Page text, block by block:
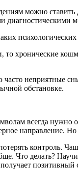
можно
диагностическими
хронические
неприятные
обстановке.
всегда
направление.
контроль.
Что делать?